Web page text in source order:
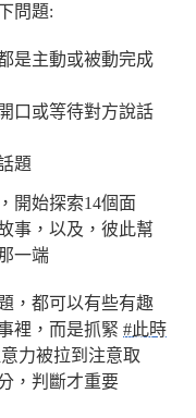
問題:
是主動或被動完成
口或等待對方說話
題
開始探索14個面
事，以及，彼此幫
一端
，都可以有些有趣
裡，而是抓緊 #此時
力被拉到注意取
，判斷才重要